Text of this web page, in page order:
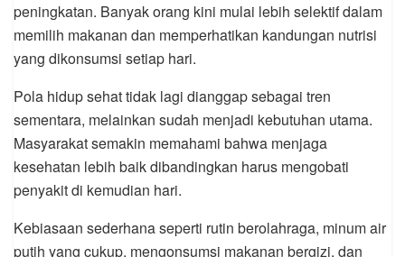
peningkatan. Banyak orang kini mulai lebih selektif dalam
memilih makanan dan memperhatikan kandungan nutrisi
yang dikonsumsi setiap hari.
Pola hidup sehat tidak lagi dianggap sebagai tren
sementara, melainkan sudah menjadi kebutuhan utama.
Masyarakat semakin memahami bahwa menjaga
kesehatan lebih baik dibandingkan harus mengobati
penyakit di kemudian hari.
Kebiasaan sederhana seperti rutin berolahraga, minum air
putih yang cukup, mengonsumsi makanan bergizi, dan